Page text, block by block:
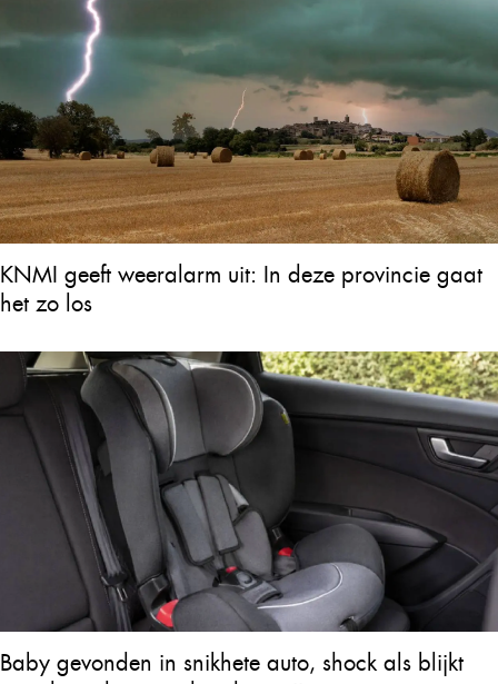
KNMI geeft weeralarm uit: In deze provincie gaat
het zo los
Baby gevonden in snikhete auto, shock als blijkt